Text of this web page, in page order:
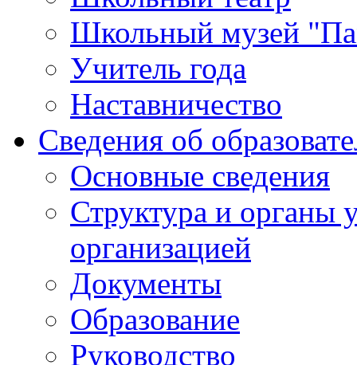
Школьный музей
Учитель года
Наставничество
Сведения об
Основные сведения
Структура и органы
организацией
Документы
Образование
Руководство